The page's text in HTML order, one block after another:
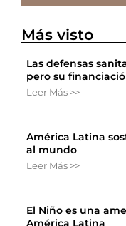
Más visto
Las defensas
pero su
Leer Más >>
América Latina
al mundo
Leer Más >>
El Niño es una
América Latina